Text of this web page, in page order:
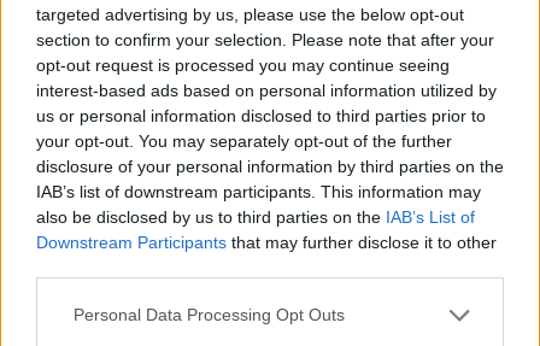
targeted advertising by us, please use the below opt-out
section to confirm your selection. Please note that after your
opt-out request is processed you may continue seeing
interest-based ads based on personal information utilized by
us or personal information disclosed to third parties prior to
your opt-out. You may separately opt-out of the further
disclosure of your personal information by third parties on the
IAB’s list of downstream participants. This information may
also be disclosed by us to third parties on the IAB’s List of
Downstream Participants that may further disclose it to other
Please note that this website/app uses one or more Google
Personal Data Processing Opt Outs
Spanyol élvonal: fegyveres rablás és gyilkossági
kísérlet a vád a játékos ellen
Fegyveres rablás és gyilkossági kísérlet miatt
letartóztatták Ruben Semedót, a spanyol
élvonalbeli Villarreal futballistáját. A 23 éves
játékos a vád […]
|